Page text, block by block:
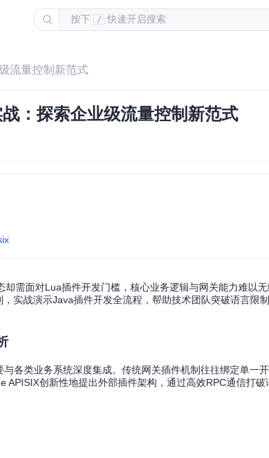
按下 / 快速开启搜索
流量控制新范式
：探索企业级流量控制新范式
需面对Lua插件开发门槛，核心业务逻辑与网关能力难以
实战演示Java插件开发全流程，帮助技术团队突破语言限
各类业务系统深度集成。传统网关插件机制往往绑定单一
创新性地提出外部插件架构，通过高效RPC通信打